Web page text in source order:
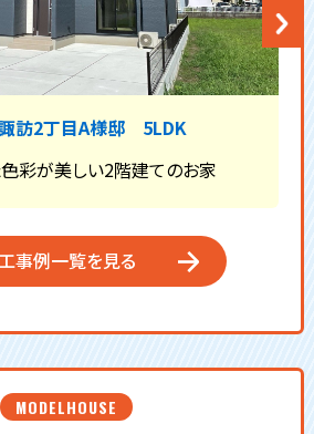
訪2丁目A様邸 5LDK
彩が美しい2階建てのお家
事例一覧を見る
MODELHOUSE